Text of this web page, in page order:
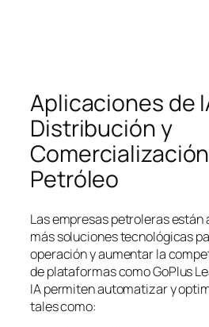
Aplicaciones de
Distribución y
Petróleo
Las empresas petroleras están
más soluciones tecnológicas
operación y aumentar la
de plataformas como GoPlus
IA permiten automatizar y
tales como: